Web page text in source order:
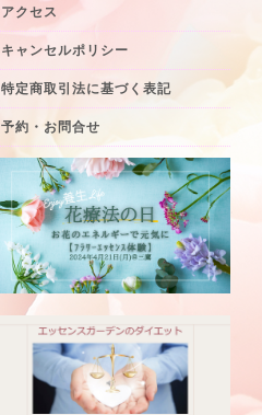
アクセス
キャンセルポリシー
特定商取引法に基づく表記
予約・お問合せ